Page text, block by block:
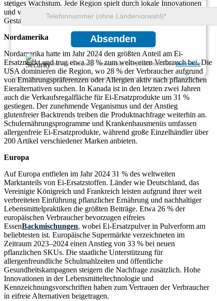
Absenden
Wir gewährleisten vollständige Vertraulichkeit Ihrer persönlichen Daten.Datenschutz
stetiges Wachstum. Jede Region spielt durch lokale Innovationen
und veränderte Konsummuster eine strategische Rolle bei der
Gestaltung des globalen Marktes für Ei-Ersatzstoffe.
Nordamerika
Nordamerika hatte im Jahr 2024 den größten Anteil am Ei-
Ersatzmarkt und trug etwa 38 % zum weltweiten Verbrauch bei. Die
USA dominieren die Region, wo 28 % der Verbraucher aufgrund
von Ernährungspräferenzen oder Allergien aktiv nach pflanzlichen
Eieralternativen suchen. In Kanada ist in den letzten zwei Jahren
auch die Verkaufsregalfläche für Ei-Ersatzprodukte um 31 %
gestiegen. Der zunehmende Veganismus und der Anstieg
glutenfreier Backtrends treiben die Produktnachfrage weiterhin an.
Schulernährungsprogramme und Krankenhausmenüs umfassen
allergenfreie Ei-Ersatzprodukte, während große Einzelhändler über
200 Artikel verschiedener Marken anbieten.
Europa
Auf Europa entfielen im Jahr 2024 31 % des weltweiten
Marktanteils von Ei-Ersatzstoffen. Länder wie Deutschland, das
Vereinigte Königreich und Frankreich leisten aufgrund ihrer weit
verbreiteten Einführung pflanzlicher Ernährung und nachhaltiger
Lebensmittelpraktiken die größten Beiträge. Etwa 26 % der
europäischen Verbraucher bevorzugen eifreies
EssenBackmischungen, wobei Ei-Ersatzpulver in Pulverform am
beliebtesten ist. Europäische Supermärkte verzeichneten im
Zeitraum 2023–2024 einen Anstieg von 33 % bei neuen
pflanzlichen SKUs. Die staatliche Unterstützung für
allergenfreundliche Schulmahlzeiten und öffentliche
Gesundheitskampagnen steigern die Nachfrage zusätzlich. Hohe
Innovationen in der Lebensmitteltechnologie und
Kennzeichnungsvorschriften haben zum Vertrauen der Verbraucher
in eifreie Alternativen beigetragen.